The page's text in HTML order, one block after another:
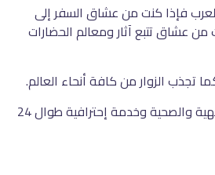
العرب فإذا كنت من عشاق السفر إلى
عشاق تتبع آثار ومعالم الحضارات
تجذب الزوار من كافة أنحاء العالم.
كما تمتاز فنادق باتومي بالرقي والفخامة بين مختلف فنادق جورجيا، حيث سحرت عقول الزوار لأنها توفر لهم كافة المرافق الترفيهية والصحية وخدمة إحترافية طوال 24